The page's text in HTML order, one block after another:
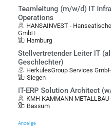
Teamleitung (m/w/d) IT
Operations
HANSAINVEST -
GmbH
Hamburg
Stellvertretender Leiter IT
Geschlechter)
HerkulesGroup Services
Siegen
IT-ERP Solution Architect
KMH-KAMMANN METALLBAU
Bassum
Anzeige